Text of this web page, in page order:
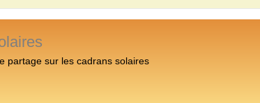
partage sur les cadrans solaires